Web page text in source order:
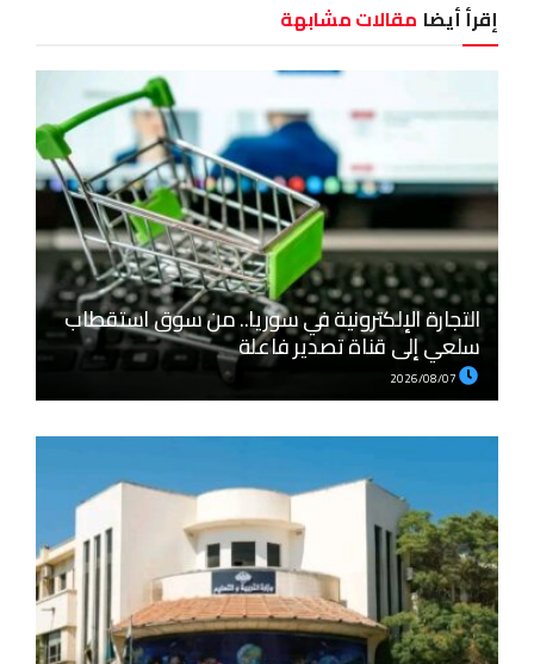
إقرأ أيضا مقالات مشابهة
التجارة الإلكترونية في سوريا.. من سوق استقطاب
سلعي إلى قناة تصدير فاعلة